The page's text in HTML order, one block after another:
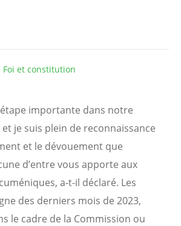
Foi et constitution
étape importante dans notre
je suis plein de reconnaissance
et le dévouement que
d’entre vous apporte aux
a-t-il déclaré. Les
des derniers mois de 2023,
le cadre de la Commission ou